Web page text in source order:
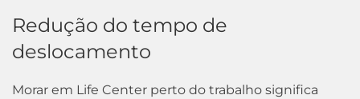
Redução do tempo de
deslocamento
Morar em Life Center perto do trabalho significa